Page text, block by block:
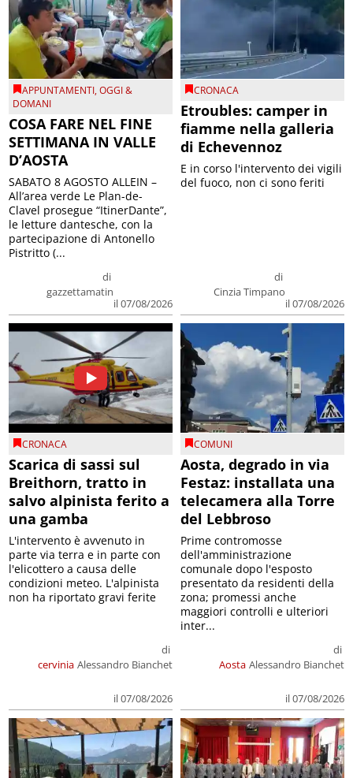
APPUNTAMENTI,OGGI &
DOMANI
COSA FARE NEL FINE
SETTIMANA IN VALLE
D’AOSTA
di
gazzettamatin
il 07/08/2026
SABATO 8 AGOSTO ALLEIN –
All’area verde Le Plan-de-
Clavel prosegue “ItinerDante”,
le letture dantesche, con la
partecipazione di Antonello
Pistritto (...
CRONACA
Etroubles: camper in
fiamme nella galleria
di Echevennoz
di
Cinzia Timpano
il 07/08/2026
E in corso l'intervento dei vigili
del fuoco, non ci sono feriti
CRONACA
Scarica di sassi sul
Breithorn, tratto in
salvo alpinista ferito a
una gamba
cervinia
di
Alessandro Bianchet
il 07/08/2026
L'intervento è avvenuto in
parte via terra e in parte con
l'elicottero a causa delle
condizioni meteo. L'alpinista
non ha riportato gravi ferite
COMUNI
Aosta, degrado in via
Festaz: installata una
telecamera alla Torre
del Lebbroso
Aosta
di
Alessandro Bianchet
il 07/08/2026
Prime contromosse
dell'amministrazione
comunale dopo l'esposto
presentato da residenti della
zona; promessi anche
maggiori controlli e ulteriori
inter...